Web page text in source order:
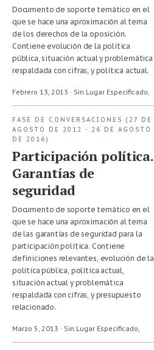
Documento de soporte temático en el
que se hace una aproximación al tema
de los derechos de la oposición.
Contiene evolución de la política
pública, situación actual y problemática
respaldada con cifras, y política actual.
Febrero 13, 2013 · Sin Lugar Especificado,
FASE DE CONVERSACIONES (27 DE
AGOSTO DE 2012 - 26 DE AGOSTO
DE 2016)
Participación política.
Garantías de
seguridad
Documento de soporte temático en el
que se hace una aproximación al tema
de las garantías de seguridad para la
participación política. Contiene
definiciones relevantes, evolución de la
política pública, política actual,
situación actual y problemática
respaldada con cifras, y presupuesto
relacionado.
Marzo 5, 2013 · Sin Lugar Especificado,